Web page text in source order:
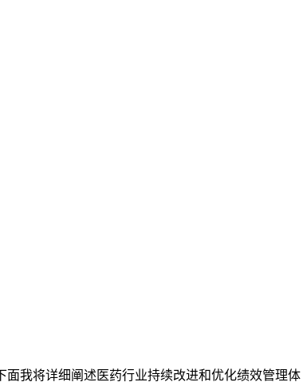
我将详细阐述医药行业持续改进和优化绩效管理体